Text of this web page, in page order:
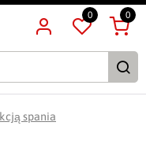
0 0
spania